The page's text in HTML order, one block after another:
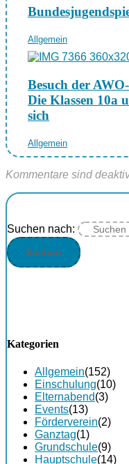
Allgemein
Besuch der
Die Klassen 10a
sich
Allgemein
Kommentare sind
Suchen nach:
Kategorien
Allgemein(152)
Einschulung(10)
Elternabend(3)
Events(13)
Förderverein(2)
Ganztag(1)
Grundschule(9)
Hauptschule(14)